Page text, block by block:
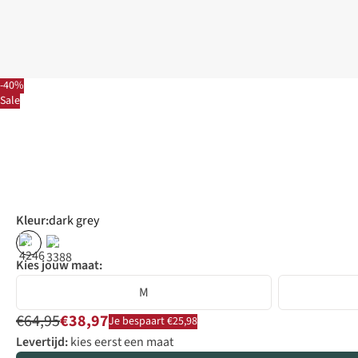
-40%
Sale
Kleur:dark grey
% %
Kies jouw maat:
M
€64,95€38,97Je bespaart €25,98
Levertijd:kies eerst een maat